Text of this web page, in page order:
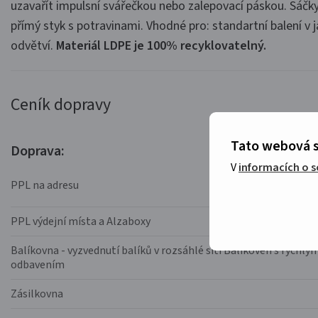
Tato webová
Vinformacích o
uzavařít impulsní svářečkou nebo zalepovací páskou.
přímý styk s potravinami. Vhodné pro: standartní balení v
odvětví. Materiál LDPE je 100% recyklovatelný.
Ceník dopravy
Doprava:
PPL na adresu
PPL výdejní místa a Alzaboxy
Balíkovna - vyzvednutí balíků v rozsáhlé síti Balíkoven s
odbavením
Zásilkovna